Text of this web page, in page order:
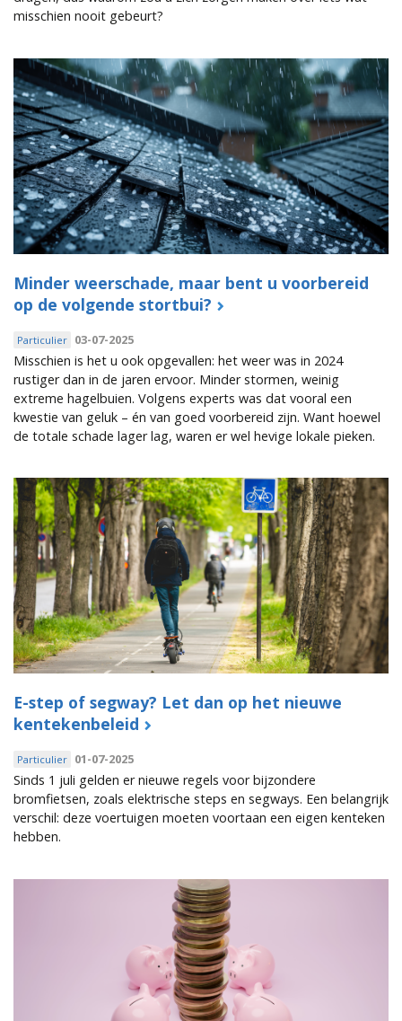
misschien nooit gebeurt?
Minder weerschade, maar bent u voorbereid
op de volgende stortbui?
Particulier 03-07-2025
Misschien is het u ook opgevallen: het weer was in 2024
rustiger dan in de jaren ervoor. Minder stormen, weinig
extreme hagelbuien. Volgens experts was dat vooral een
kwestie van geluk – én van goed voorbereid zijn. Want hoewel
de totale schade lager lag, waren er wel hevige lokale pieken.
E-step of segway? Let dan op het nieuwe
kentekenbeleid
Particulier 01-07-2025
Sinds 1 juli gelden er nieuwe regels voor bijzondere
bromfietsen, zoals elektrische steps en segways. Een belangrijk
verschil: deze voertuigen moeten voortaan een eigen kenteken
hebben.